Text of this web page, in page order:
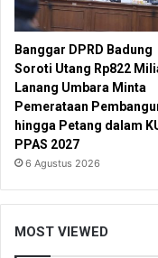
Banggar DPRD Badung
Soroti Utang Rp822
Lanang Umbara Minta
Pemerataan
hingga Petang dalam
PPAS 2027
6 Agustus 2026
MOST VIEWED